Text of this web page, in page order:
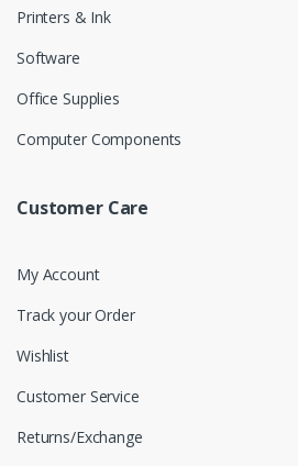
Printers & Ink
Software
Office Supplies
Computer Components
Customer Care
My Account
Track your Order
Wishlist
Customer Service
Returns/Exchange